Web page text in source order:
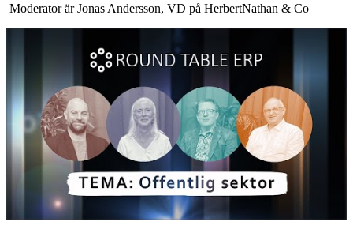
Moderator är Jonas Andersson, VD på HerbertNathan & Co